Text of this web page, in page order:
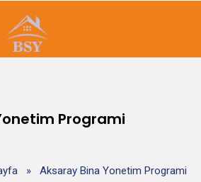
Programi
» Aksaray Bina Yonetim Programi